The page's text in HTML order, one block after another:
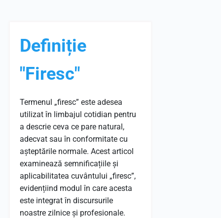
Definiție
"Firesc"
Termenul „firesc” este adesea
utilizat în limbajul cotidian pentru
a descrie ceva ce pare natural,
adecvat sau în conformitate cu
așteptările normale. Acest articol
examinează semnificațiile și
aplicabilitatea cuvântului „firesc”,
evidențiind modul în care acesta
este integrat în discursurile
noastre zilnice și profesionale.